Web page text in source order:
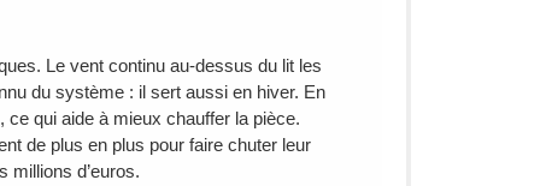
Le vent continu au-dessus du lit les
du système : il sert aussi en hiver. En
ce qui aide à mieux chauffer la pièce.
de plus en plus pour faire chuter leur
millions d’euros.